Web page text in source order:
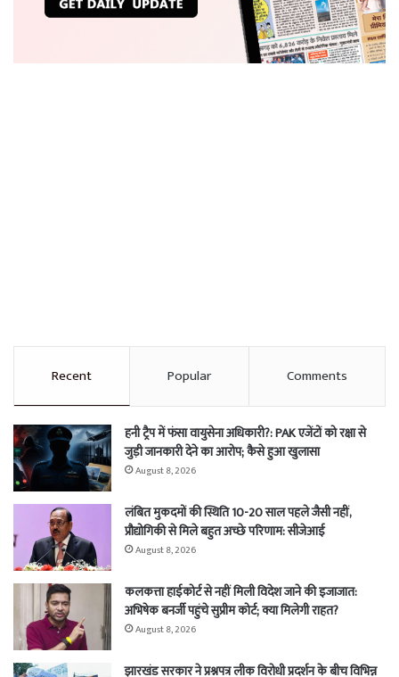
Recent Popular Comments
हनी ट्रैप में फंसा वायुसेना अधिकारी?: PAK एजेंटों को रक्षा से
जुड़ी जानकारी देने का आरोप; कैसे हुआ खुलासा
August 8, 2026
लंबित मुकदमों की स्थिति 10-20 साल पहले जैसी नहीं,
प्रौद्योगिकी से मिले बहुत अच्छे परिणाम: सीजेआई
August 8, 2026
कलकत्ता हाईकोर्ट से नहीं मिली विदेश जाने की इजाजात:
अभिषेक बनर्जी पहुंचे सुप्रीम कोर्ट; क्या मिलेगी राहत?
August 8, 2026
झारखंड सरकार ने प्रश्नपत्र लीक विरोधी प्रदर्शन के बीच विभिन्न